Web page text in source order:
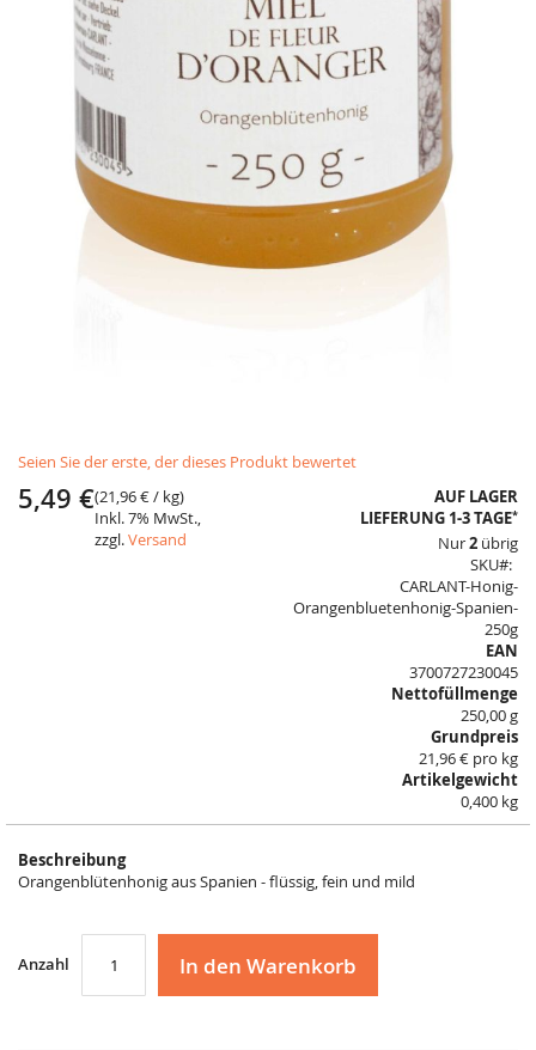
to
the
beginning
Seien Sie der erste, der dieses Produkt bewertet
5,49 €(21,96 €/ kg)
Inkl. 7% MwSt.,
zzgl.Versand
AUF LAGER
LIEFERUNG 1-3 TAGE*
Nur2 übrig
SKU
CARLANT-Honig-
Orangenbluetenhonig-Spanien-
250g
EAN
3700727230045
Nettofüllmenge
250,00 g
Grundpreis
21,96 € pro kg
Artikelgewicht
0,400 kg
Beschreibung
Orangenblütenhonig aus Spanien - flüssig, fein und mild
Anzahl In den Warenkorb